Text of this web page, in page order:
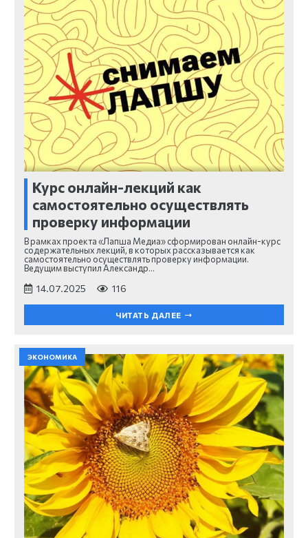
Курс онлайн-лекций как
самостоятельно осуществлять
проверку информации
В рамках проекта «Лапша Медиа» сформирован онлайн-курс
содержательных лекций, в которых рассказывается как
самостоятельно осуществлять проверку информации.
Ведущим выступил Александр…
14.07.2025 116
ЧИТАТЬ ДАЛЕЕ
ЭКОНОМИКА